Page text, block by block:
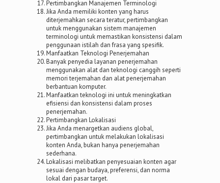
Pertimbangkan Manajemen Terminologi
Jika Anda memiliki konten yang harus
diterjemahkan secara teratur, pertimbangkan
untuk menggunakan sistem manajemen
terminologi untuk memastikan konsistensi dalam
penggunaan istilah dan frasa yang spesifik.
Manfaatkan Teknologi Penerjemahan
Banyak penyedia layanan penerjemahan
menggunakan alat dan teknologi canggih seperti
memori terjemahan dan alat penerjemahan
berbantuan komputer.
Manfaatkan teknologi ini untuk meningkatkan
efisiensi dan konsistensi dalam proses
penerjemahan.
Pertimbangkan Lokalisasi
Jika Anda menargetkan audiens global,
pertimbangkan untuk melakukan lokalisasi
konten Anda, bukan hanya penerjemahan
sederhana.
Lokalisasi melibatkan penyesuaian konten agar
sesuai dengan budaya, preferensi, dan norma
lokal dari pasar target.